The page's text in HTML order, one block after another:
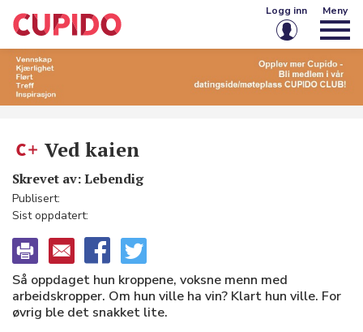
Logg inn
E-post eller brukernavn
Glemt passord?
Meny
Ved kaien
Skrevet av: Lebendig
Publisert:
Sist oppdatert:
Så oppdaget hun kroppene, voksne menn med
arbeidskropper. Om hun ville ha vin? Klart hun ville. For
øvrig ble det snakket lite.